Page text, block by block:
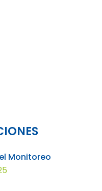
Monitoreo